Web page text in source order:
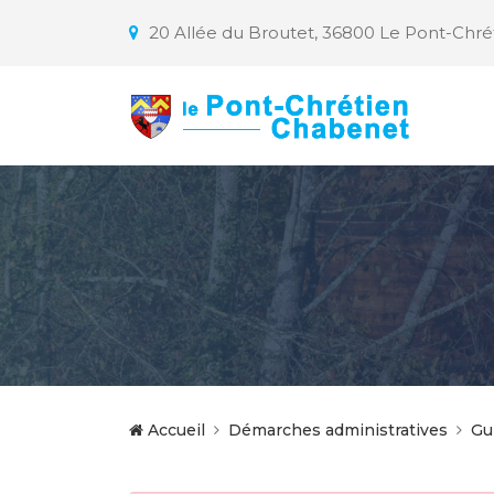
20 Allée du Broutet, 36800 Le Pont-
Accueil Démarches administratives